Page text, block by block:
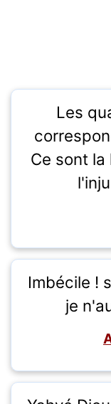
Les
Ce sont
Imbécile !
je